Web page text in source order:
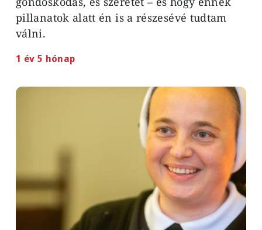
pillanatok alatt én is a részesévé tudtam
válni.
1 év 5 hónap
Image